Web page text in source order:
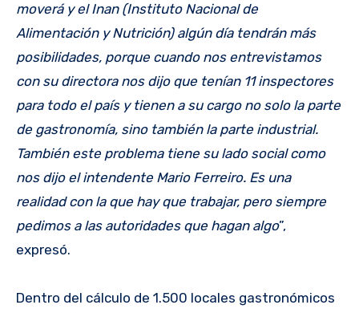
moverá y el Inan (Instituto Nacional de
Alimentación y Nutrición) algún día tendrán más
posibilidades, porque cuando nos entrevistamos
con su directora nos dijo que tenían 11 inspectores
para todo el país y tienen a su cargo no solo la parte
de gastronomía, sino también la parte industrial.
También este problema tiene su lado social como
nos dijo el intendente Mario Ferreiro. Es una
realidad con la que hay que trabajar, pero siempre
pedimos a las autoridades que hagan algo”,
expresó.
Dentro del cálculo de 1.500 locales gastronómicos